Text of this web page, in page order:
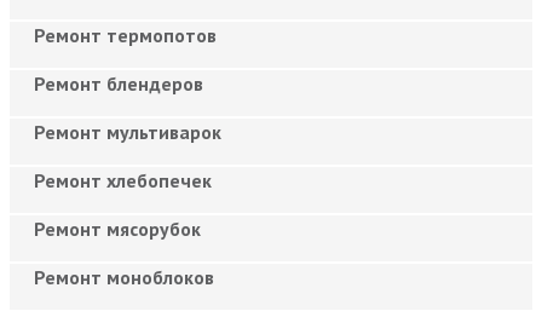
Ремонт термопотов
Ремонт блендеров
Ремонт мультиварок
Ремонт хлебопечек
Ремонт мясорубок
Ремонт моноблоков